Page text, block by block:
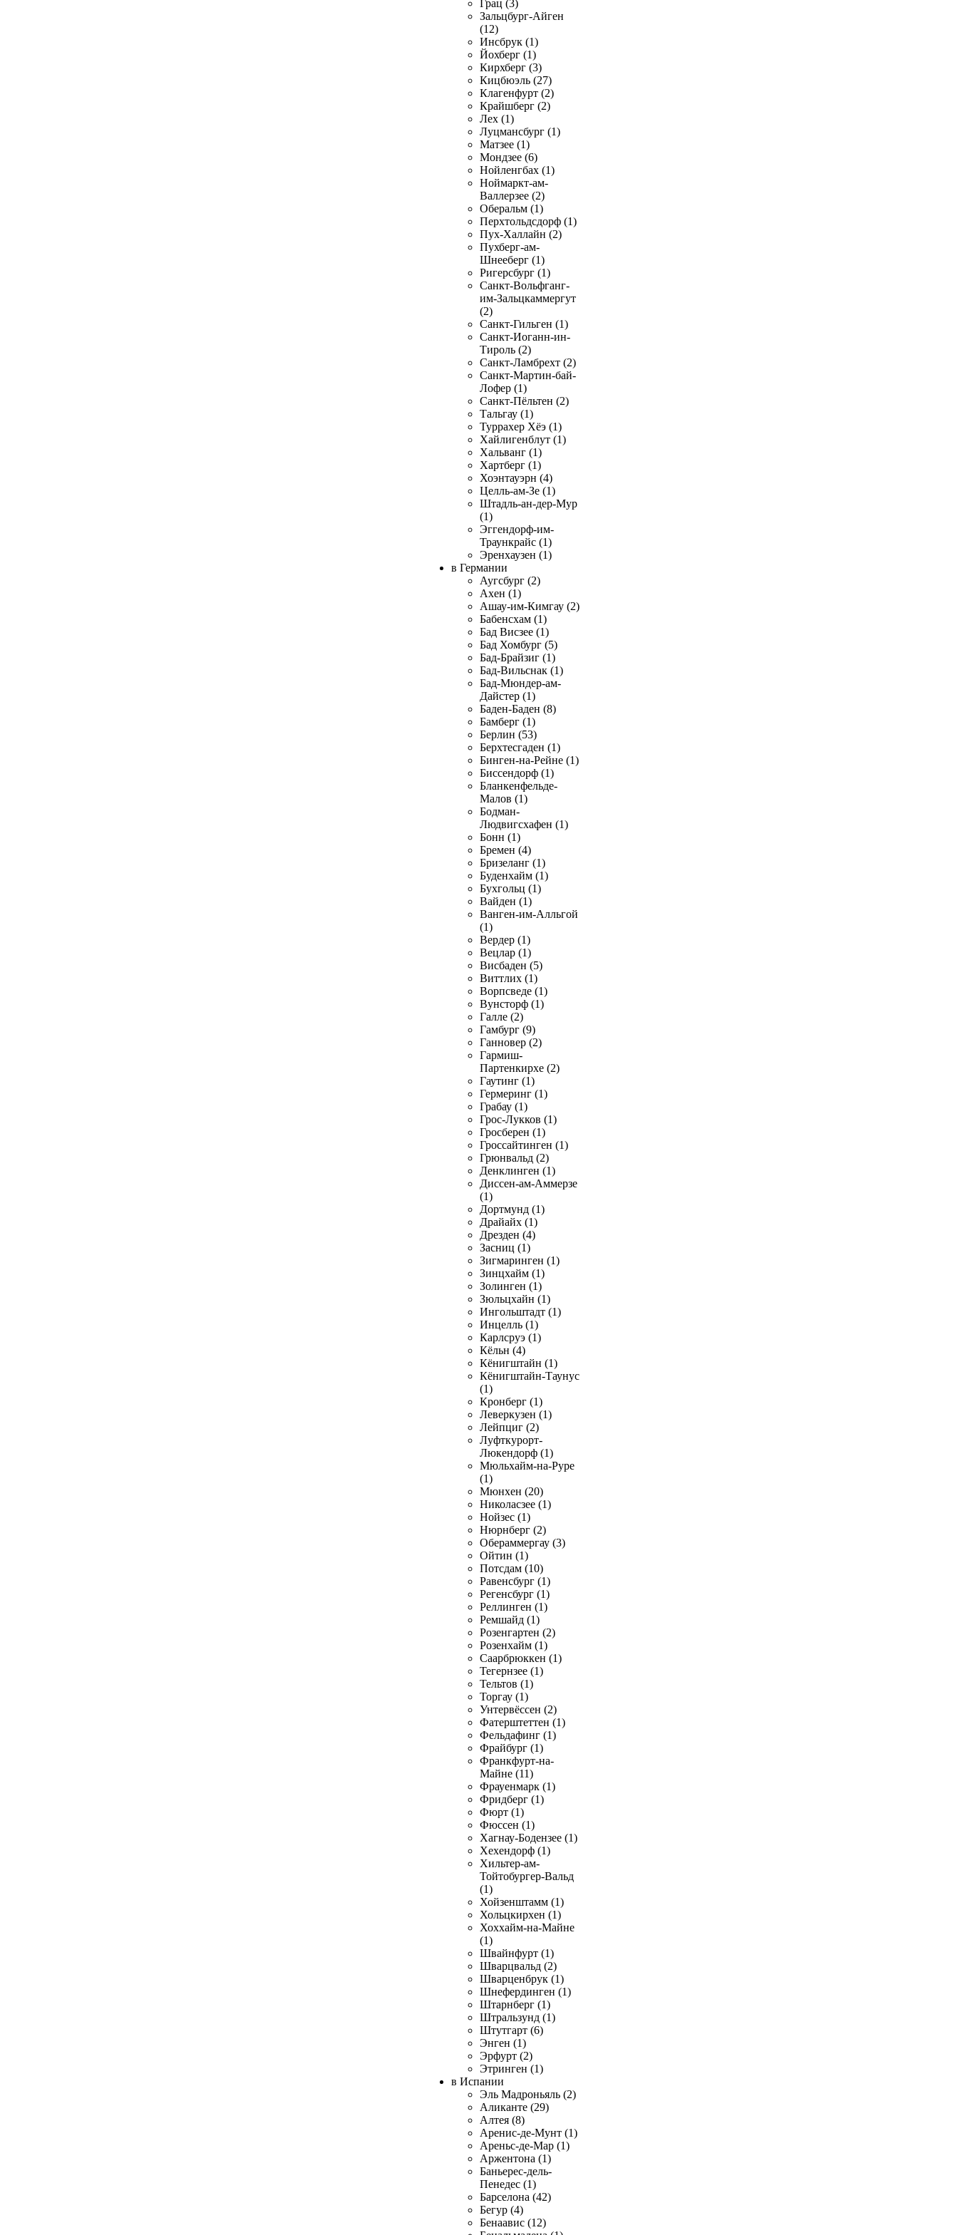
Грац (3)
Зальцбург-Айген
(12)
Инсбрук (1)
Йохберг (1)
Кирхберг (3)
Кицбюэль (27)
Клагенфурт (2)
Крайшберг (2)
Лех (1)
Луцмансбург (1)
Матзее (1)
Мондзее (6)
Нойленгбах (1)
Ноймаркт-ам-
Валлерзее (2)
Оберальм (1)
Перхтольдсдорф (1)
Пух-Халлайн (2)
Пухберг-ам-
Шнееберг (1)
Ригерсбург (1)
Санкт-Вольфганг-
им-Зальцкаммергут
(2)
Санкт-Гильген (1)
Санкт-Иоганн-ин-
Тироль (2)
Санкт-Ламбрехт (2)
Санкт-Мартин-бай-
Лофер (1)
Санкт-Пёльтен (2)
Тальгау (1)
Туррахер Хёэ (1)
Хайлигенблут (1)
Хальванг (1)
Хартберг (1)
Хоэнтауэрн (4)
Целль-ам-Зе (1)
Штадль-ан-дер-Мур
(1)
Эггендорф-им-
Траункрайс (1)
Эренхаузен (1)
в Германии
Аугсбург (2)
Ахен (1)
Ашау-им-Кимгау (2)
Бабенсхам (1)
Бад Висзее (1)
Бад Хомбург (5)
Бад-Брайзиг (1)
Бад-Вильснак (1)
Бад-Мюндер-ам-
Дайстер (1)
Баден-Баден (8)
Бамберг (1)
Берлин (53)
Берхтесгаден (1)
Бинген-на-Рейне (1)
Биссендорф (1)
Бланкенфельде-
Малов (1)
Бодман-
Людвигсхафен (1)
Бонн (1)
Бремен (4)
Бризеланг (1)
Буденхайм (1)
Бухгольц (1)
Вайден (1)
Ванген-им-Алльгой
(1)
Вердер (1)
Вецлар (1)
Висбаден (5)
Виттлих (1)
Ворпсведе (1)
Вунсторф (1)
Галле (2)
Гамбург (9)
Ганновер (2)
Гармиш-
Партенкирхе (2)
Гаутинг (1)
Гермеринг (1)
Грабау (1)
Грос-Лукков (1)
Гросберен (1)
Гроссайтинген (1)
Грюнвальд (2)
Денклинген (1)
Диссен-ам-Аммерзе
(1)
Дортмунд (1)
Драйайх (1)
Дрезден (4)
Засниц (1)
Зигмаринген (1)
Зинцхайм (1)
Золинген (1)
Зюльцхайн (1)
Ингольштадт (1)
Инцелль (1)
Карлсруэ (1)
Кёльн (4)
Кёнигштайн (1)
Кёнигштайн-Таунус
(1)
Кронберг (1)
Леверкузен (1)
Лейпциг (2)
Луфткурорт-
Люкендорф (1)
Мюльхайм-на-Руре
(1)
Мюнхен (20)
Николасзее (1)
Нойзес (1)
Нюрнберг (2)
Обераммергау (3)
Ойтин (1)
Потсдам (10)
Равенсбург (1)
Регенсбург (1)
Реллинген (1)
Ремшайд (1)
Розенгартен (2)
Розенхайм (1)
Саарбрюккен (1)
Тегернзее (1)
Тельтов (1)
Торгау (1)
Унтервёссен (2)
Фатерштеттен (1)
Фельдафинг (1)
Фрайбург (1)
Франкфурт-на-
Майне (11)
Фрауенмарк (1)
Фридберг (1)
Фюрт (1)
Фюссен (1)
Хагнау-Бодензее (1)
Хехендорф (1)
Хильтер-ам-
Тойтобургер-Вальд
(1)
Хойзенштамм (1)
Хольцкирхен (1)
Хоххайм-на-Майне
(1)
Швайнфурт (1)
Шварцвальд (2)
Шварценбрук (1)
Шнефердинген (1)
Штарнберг (1)
Штральзунд (1)
Штутгарт (6)
Энген (1)
Эрфурт (2)
Этринген (1)
в Испании
Эль Мадроньяль (2)
Аликанте (29)
Алтея (8)
Аренис-де-Мунт (1)
Ареньс-де-Мар (1)
Аржентона (1)
Баньерес-дель-
Пенедес (1)
Барселона (42)
Бегур (4)
Бенаавис (12)